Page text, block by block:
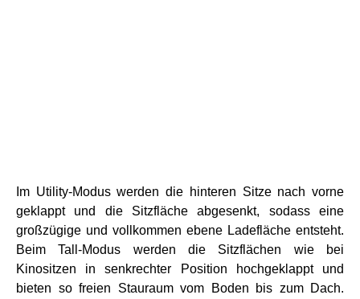
Im Utility-Modus werden die hinteren Sitze nach vorne
geklappt und die Sitzfläche abgesenkt, sodass eine
großzügige und vollkommen ebene Ladefläche entsteht.
Beim Tall-Modus werden die Sitzflächen wie bei
Kinositzen in senkrechter Position hochgeklappt und
bieten so freien Stauraum vom Boden bis zum Dach.